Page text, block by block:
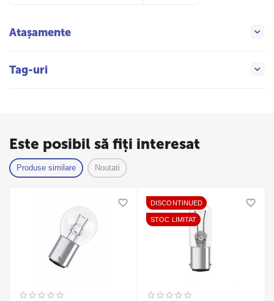
Atașamente
Tag-uri
Este posibil să fiți interesat
Produse similare Noutati
DISCONTINUED
STOC LIMITAT